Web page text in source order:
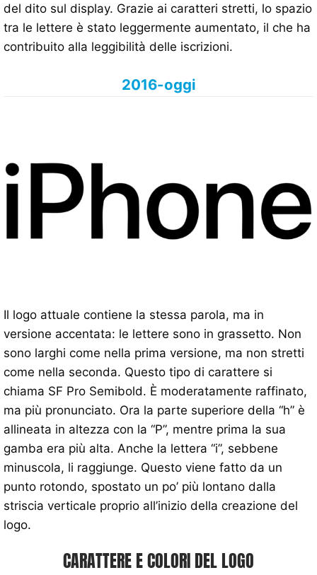
del dito sul display. Grazie ai caratteri stretti, lo spazio
tra le lettere è stato leggermente aumentato, il che ha
contribuito alla leggibilità delle iscrizioni.
2016-oggi
Il logo attuale contiene la stessa parola, ma in
versione accentata: le lettere sono in grassetto. Non
sono larghi come nella prima versione, ma non stretti
come nella seconda. Questo tipo di carattere si
chiama SF Pro Semibold. È moderatamente raffinato,
ma più pronunciato. Ora la parte superiore della “h” è
allineata in altezza con la “P”, mentre prima la sua
gamba era più alta. Anche la lettera “i”, sebbene
minuscola, li raggiunge. Questo viene fatto da un
punto rotondo, spostato un po’ più lontano dalla
striscia verticale proprio all’inizio della creazione del
logo.
CARATTERE E COLORI DEL LOGO